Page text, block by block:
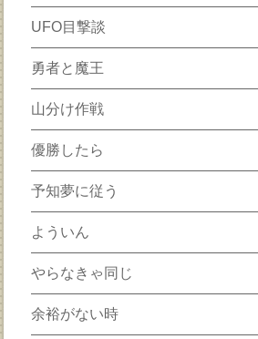
UFO目撃談
勇者と魔王
山分け作戦
優勝したら
予知夢に従う
よういん
やらなきゃ同じ
余裕がない時